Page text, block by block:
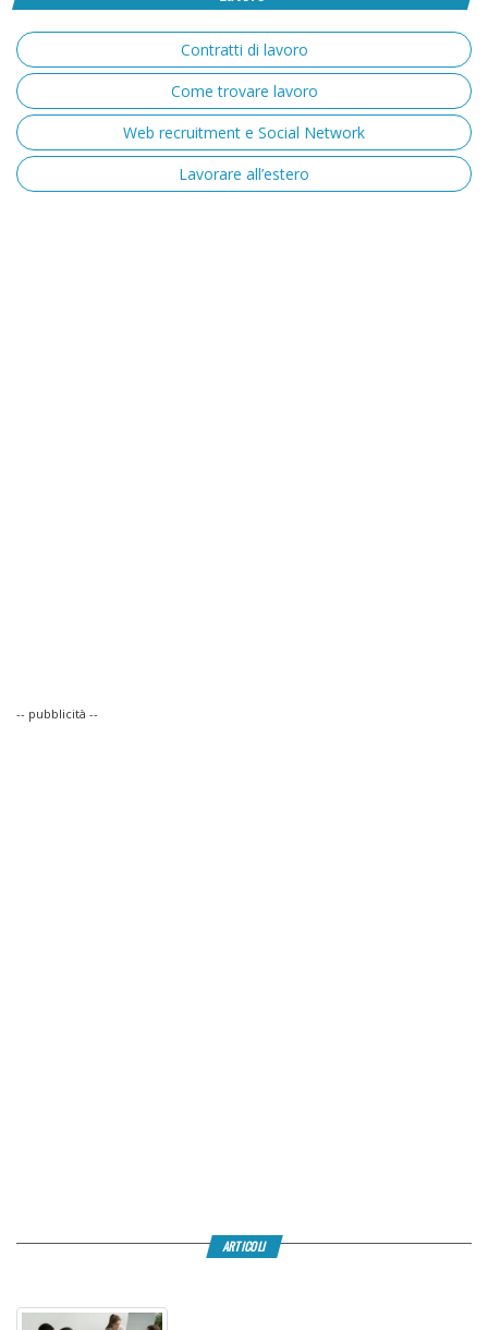
Contratti di lavoro
Come trovare lavoro
Web recruitment e Social Network
Lavorare all’estero
-- pubblicità --
ARTICOLI